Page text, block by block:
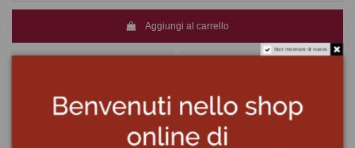
Aggiungi al carrello
Non mostrare di nuovo